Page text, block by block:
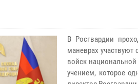
В Росгвардии
маневрах участвуют
войск
учением, которое